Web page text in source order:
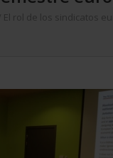
El rol de los sindicatos